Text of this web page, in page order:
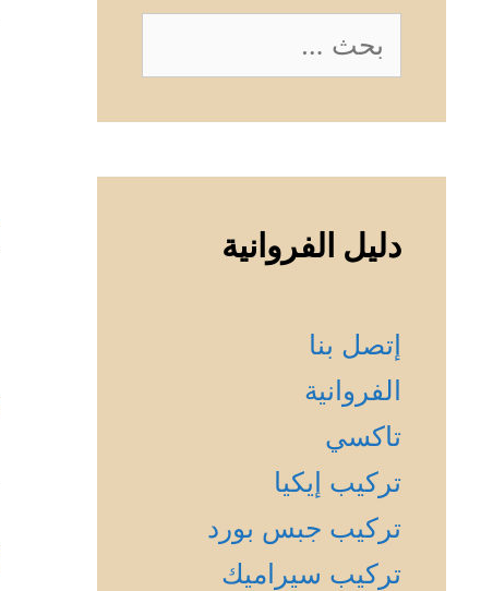
البحث
عن:
دليل الفروانية
إتصل بنا
الفروانية
تاكسي
تركيب إيكيا
تركيب جبس بورد
تركيب سيراميك